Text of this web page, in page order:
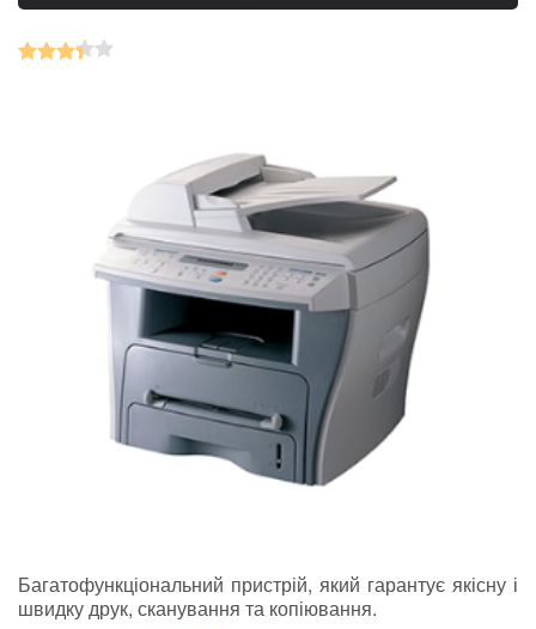
Багатофункціональний пристрій, який гарантує якісну і
швидку друк, сканування та копіювання.